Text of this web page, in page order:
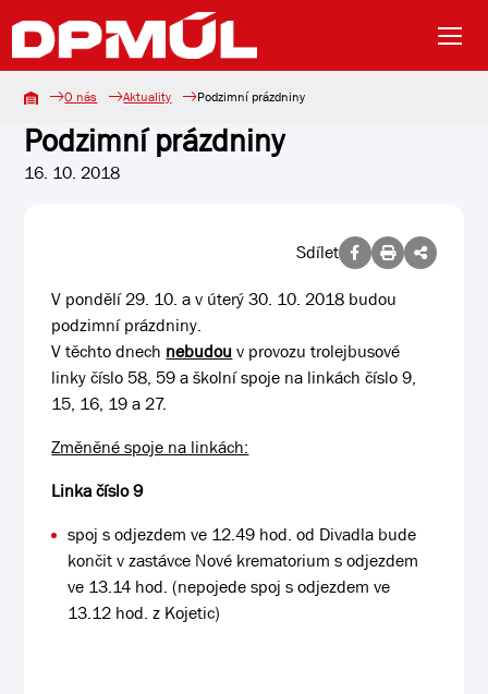
O nás Aktuality Podzimní prázdniny
Podzimní prázdniny
16. 10. 2018
Sdílet
V pondělí 29. 10. a v úterý 30. 10. 2018 budou
podzimní prázdniny.
V těchto dnech nebudouv provozu trolejbusové
linky číslo 58, 59 a školní spoje na linkách číslo 9,
15, 16, 19 a 27.
Změněné spoje na linkách:
Linka číslo 9
spoj s odjezdem ve 12.49 hod. od Divadla bude
končit v zastávce Nové krematorium s odjezdem
ve 13.14 hod. (nepojede spoj s odjezdem ve
13.12 hod. z Kojetic)